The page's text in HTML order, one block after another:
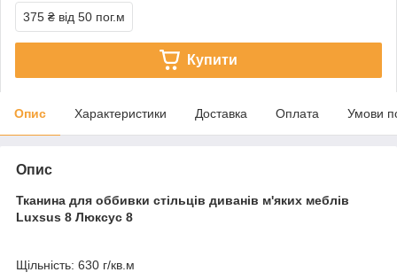
375 ₴ від 50 пог.м
Купити
Опис Характеристики Доставка Оплата Умови
Опис
Тканина для оббивки стільців диванів м'яких меблів
Luxsus 8 Люксус 8
Щільність: 630 г/кв.м